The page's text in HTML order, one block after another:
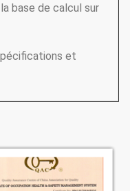
base de calcul sur
et